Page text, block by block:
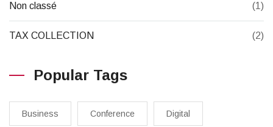
Non classé (1)
TAX COLLECTION (2)
Popular Tags
Business Conference Digital